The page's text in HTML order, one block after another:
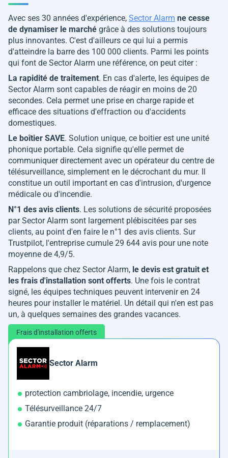
Avec ses 30 années d'expérience, Sector Alarm ne cesse
de dynamiser le marché grâce à des solutions toujours
plus innovantes. C'est d'ailleurs ce qui lui a permis
d'atteindre la barre des 100 000 clients. Parmi les points
qui font de Sector Alarm une référence, on peut citer :
La rapidité de traitement. En cas d'alerte, les équipes de
Sector Alarm sont capables de réagir en moins de 20
secondes. Cela permet une prise en charge rapide et
efficace des situations d'effraction ou d'accidents
domestiques.
Le boîtier SAVE. Solution unique, ce boitier est une unité
phonique portable. Cela signifie qu'elle permet de
communiquer directement avec un opérateur du centre de
télésurveillance, simplement en le décrochant du mur. Il
constitue un outil important en cas d'intrusion, d'urgence
médicale ou d'incendie.
N°1 des avis clients. Les solutions de sécurité proposées
par Sector Alarm sont largement plébiscitées par ses
clients, au point d'en faire le n°1 des avis clients. Sur
Trustpilot, l'entreprise cumule 29 644 avis pour une note
moyenne de 4,9/5.
Rappelons que chez Sector Alarm, le devis est gratuit et
les frais d'installation sont offerts. Une fois le contrat
signé, les équipes techniques peuvent intervenir en 24
heures pour installer le matériel. Un détail qui n'en est pas
un, à quelques semaines des grandes vacances.
Frais d'installation offerts
Sector Alarm
protection cambriolage, incendie, urgence
Télésurveillance 24/7
Garantie produit (réparations / remplacement)